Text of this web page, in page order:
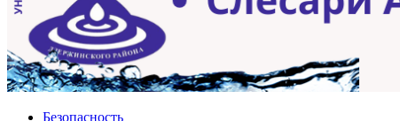
Безопасность